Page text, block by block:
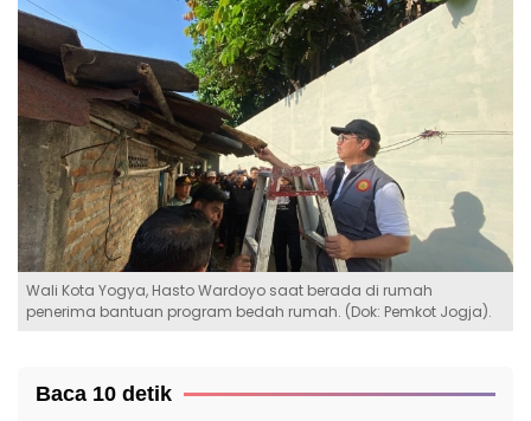
Wali Kota Yogya, Hasto Wardoyo saat berada di rumah
penerima bantuan program bedah rumah. (Dok: Pemkot Jogja).
Baca 10 detik